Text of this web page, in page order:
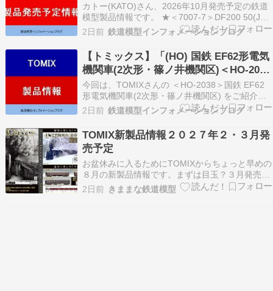
カトー(KATO)さん、2026年10月発売予定の鉄道
模型製品情報です。 ★＜7007-7＞DF200 50(JRF
マークなし) AD Yahoo AD Rakuten ＜実車ガイド
＞ DD51形の重連運転解消と老朽車置換用とし
て、1992年に登場したJR貨物DF200形。 “…
2日前 鉄道模型インフォメーションブログ
【トミックス】「(HO) 国鉄 EF62形電気
機関車(2次形・篠ノ井機関区)＜HO-2038
＞」鉄道模型HOゲージ(26年版)
今回は、TOMIXさんの ＜HO-2038＞国鉄 EF62
形電気機関車(2次形・篠ノ井機関区) をご紹介。
下記内容は2026年更新時点の情報です。 ★＜
HO-2038＞国鉄 EF62形電気機関車(2次形・篠ノ
井機関区) AD Yahoo AD Rakuten ＜実車ガイド＞
…
2日前 鉄道模型インフォメーションブログ
TOMIX新製品情報２０２７年２・３月発
売予定
お盆休みに入るためにTOMIXからちょっと早めの
８月の新製品情報です。まずは目玉？３月発売予
定の９６００形蒸気機関車です。今回は北海道型
で貨物列車（黄帯車）や旧客車も製品化されま
2日前 きままな鉄道模型